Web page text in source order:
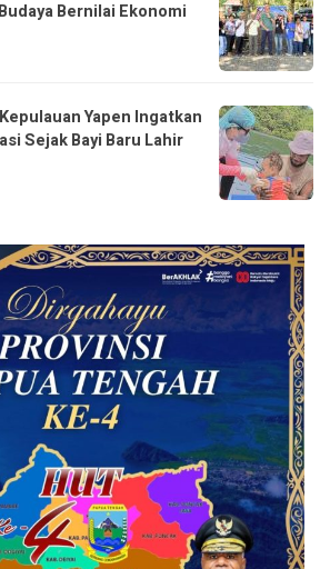
Bernilai Ekonomi
Yapen Ingatkan
Sejak Bayi Baru Lahir